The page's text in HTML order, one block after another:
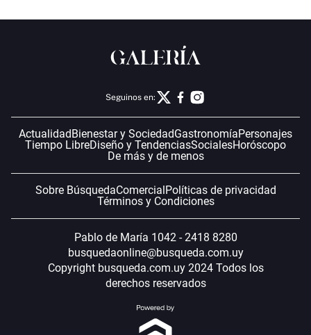
Seguinos en:
Actualidad Bienestar y SociedadGastronomíaPersonajes
Tiempo LibreDiseño y TendenciasSocialesHoróscopo
De más y de menos
Sobre BúsquedaComercial Políticas de privacidad
Términos y Condiciones
Pablo de María 1042 - 2418 8280
busquedaonline@busqueda.com.uy
Copyright busqueda.com.uy 2024 Todos los
derechos reservados